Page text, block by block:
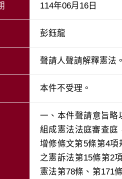
114年06月16日
彭鈺龍
聲請人聲請解釋憲法。
本件不受理。
一、本件聲請意旨略
組成憲法法庭審查庭
增修條文第5條第4項
之憲訴法第15條第2
憲法第78條、第171